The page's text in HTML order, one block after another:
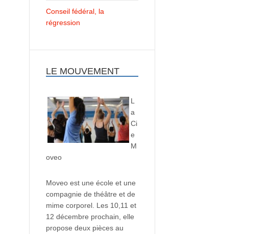
Conseil fédéral, la
régression
LE MOUVEMENT
L
a
Ci
e
M
oveo
Moveo est une école et une
compagnie de théâtre et de
mime corporel. Les 10,11 et
12 décembre prochain, elle
propose deux pièces au